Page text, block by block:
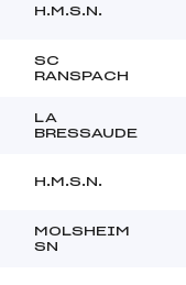
H.M.S.N.
SC
RANSPACH
LA
BRESSAUDE
H.M.S.N.
MOLSHEIM
SN